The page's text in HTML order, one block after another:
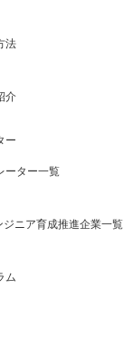
法
介
ー
ーター一覧
ニア育成推進企業一覧
ム